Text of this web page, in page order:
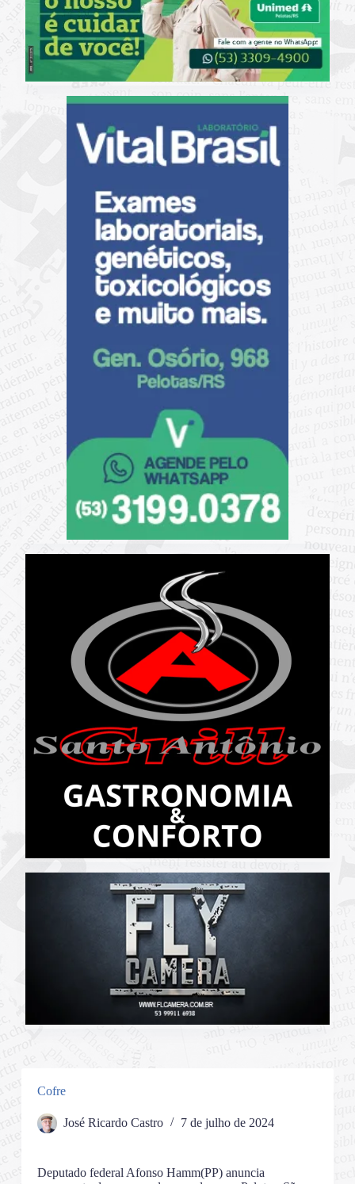
Cofre
José Ricardo Castro 7 de julho de 2024
Deputado federal Afonso Hamm(PP) anuncia